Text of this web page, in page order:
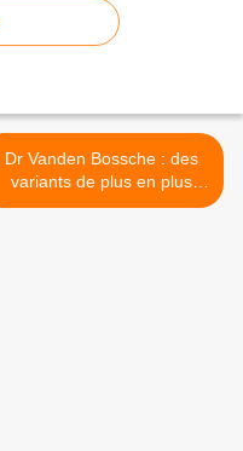
Dr Vanden Bossche : des
variants de plus en plus
léthaux >